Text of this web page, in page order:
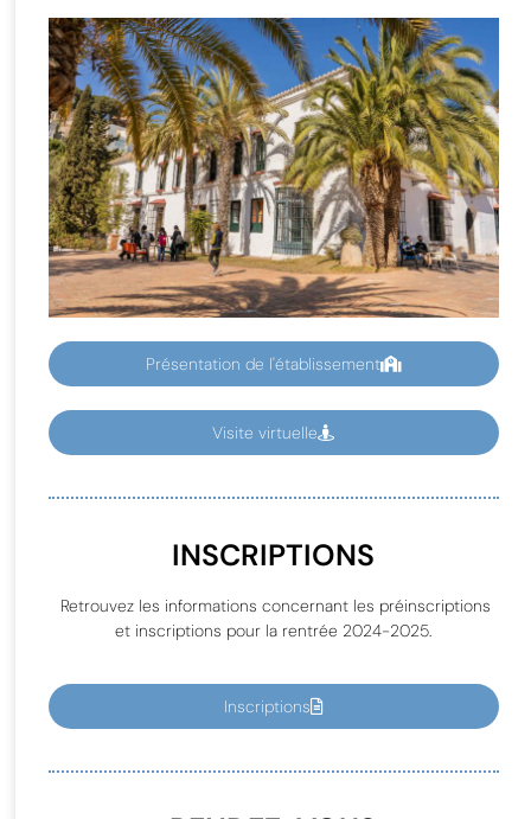
Présentation de l'établissement
Visite virtuelle
INSCRIPTIONS
Retrouvez les informations concernant les préinscriptions
et inscriptions pour la rentrée 2024-2025.
Inscriptions